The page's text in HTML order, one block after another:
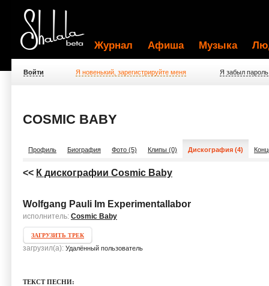
Журнал Афиша Музыка
Войти Я новенький, зарегистрируйте меня Я забыл пароль
COSMIC BABY
Профиль Биография Фото (5) Клипы (0) Дискография (4)
<< К дискографии Cosmic Baby
Wolfgang Pauli Im Experimentallabor
исполнитель: Cosmic Baby
ЗАГРУЗИТЬ ТРЕК
загрузил(а): Удалённый пользователь
ТЕКСТ ПЕСНИ: